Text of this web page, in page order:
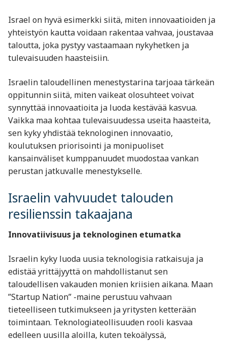
Israel on hyvä esimerkki siitä, miten innovaatioiden ja
yhteistyön kautta voidaan rakentaa vahvaa, joustavaa
taloutta, joka pystyy vastaamaan nykyhetken ja
tulevaisuuden haasteisiin.
Israelin taloudellinen menestystarina tarjoaa tärkeän
oppitunnin siitä, miten vaikeat olosuhteet voivat
synnyttää innovaatioita ja luoda kestävää kasvua.
Vaikka maa kohtaa tulevaisuudessa useita haasteita,
sen kyky yhdistää teknologinen innovaatio,
koulutuksen priorisointi ja monipuoliset
kansainväliset kumppanuudet muodostaa vankan
perustan jatkuvalle menestykselle.
Israelin vahvuudet talouden
resilienssin takaajana
Innovatiivisuus ja teknologinen etumatka
Israelin kyky luoda uusia teknologisia ratkaisuja ja
edistää yrittäjyyttä on mahdollistanut sen
taloudellisen vakauden monien kriisien aikana. Maan
”Startup Nation” -maine perustuu vahvaan
tieteelliseen tutkimukseen ja yritysten ketterään
toimintaan. Teknologiateollisuuden rooli kasvaa
edelleen uusilla aloilla, kuten tekoälyssä,